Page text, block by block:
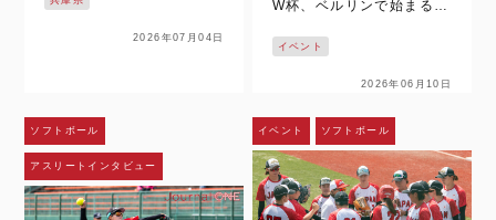
立ち続ける名門だ。 その9
3名が迎える最後の夏を追
ディション。しかし、神戸
弘陵学園の…
2026年07月04日
W杯、ベルリンで始まる時
ケットボールの試合映像
は、テレビや配信、SNS
た。ハイライトや切り取ら
れた一瞬を、何度でも目に
することができる。さら
に、時差のある国か…
イベント
2026年06月10日
ソフトボール
アスリートインタビュー
イベント ソフトボール